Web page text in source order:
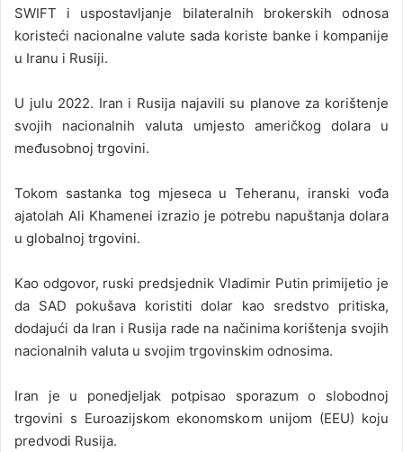
SWIFT i uspostavljanje bilateralnih brokerskih odnosa
koristeći nacionalne valute sada koriste banke i kompanije
u Iranu i Rusiji.
U julu 2022. Iran i Rusija najavili su planove za korištenje
svojih nacionalnih valuta umjesto američkog dolara u
međusobnoj trgovini.
Tokom sastanka tog mjeseca u Teheranu, iranski vođa
ajatolah Ali Khamenei izrazio je potrebu napuštanja dolara
u globalnoj trgovini.
Kao odgovor, ruski predsjednik Vladimir Putin primijetio je
da SAD pokušava koristiti dolar kao sredstvo pritiska,
dodajući da Iran i Rusija rade na načinima korištenja svojih
nacionalnih valuta u svojim trgovinskim odnosima.
Iran je u ponedjeljak potpisao sporazum o slobodnoj
trgovini s Euroazijskom ekonomskom unijom (EEU) koju
predvodi Rusija.